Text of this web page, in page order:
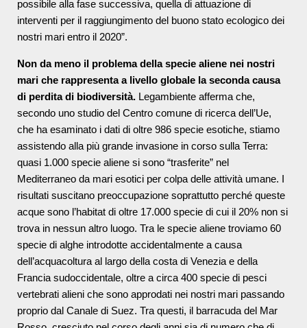
possibile alla fase successiva, quella di attuazione di
interventi per il raggiungimento del buono stato ecologico dei
nostri mari entro il 2020”.
Non da meno il problema della specie aliene nei nostri
mari che rappresenta a livello globale la seconda causa
di perdita di biodiversità. Legambiente afferma che,
secondo uno studio del Centro comune di ricerca dell’Ue,
che ha esaminato i dati di oltre 986 specie esotiche, stiamo
assistendo alla più grande invasione in corso sulla Terra:
quasi 1.000 specie aliene si sono “trasferite” nel
Mediterraneo da mari esotici per colpa delle attività umane. I
risultati suscitano preoccupazione soprattutto perché queste
acque sono l’habitat di oltre 17.000 specie di cui il 20% non si
trova in nessun altro luogo. Tra le specie aliene troviamo 60
specie di alghe introdotte accidentalmente a causa
dell’acquacoltura al largo della costa di Venezia e della
Francia sudoccidentale, oltre a circa 400 specie di pesci
vertebrati alieni che sono approdati nei nostri mari passando
proprio dal Canale di Suez. Tra questi, il barracuda del Mar